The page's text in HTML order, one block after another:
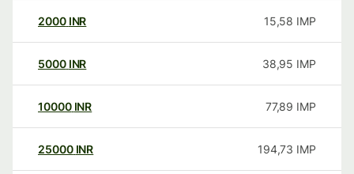
2000 INR 15,58 IMP
5000 INR 38,95 IMP
10000 INR 77,89 IMP
25000 INR 194,73 IMP